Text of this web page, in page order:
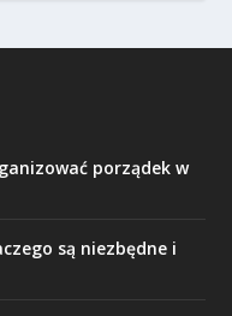
porządek w
są niezbędne i